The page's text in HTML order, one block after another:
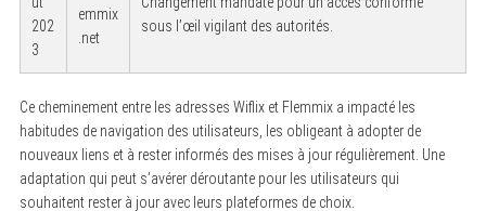
202
3
emmix
.net
sous l’œil vigilant des autorités.
Ce cheminement entre les adresses Wiflix et Flemmix a impacté les
habitudes de navigation des utilisateurs, les obligeant à adopter de
nouveaux liens et à rester informés des mises à jour régulièrement. Une
adaptation qui peut s’avérer déroutante pour les utilisateurs qui
souhaitent rester à jour avec leurs plateformes de choix.